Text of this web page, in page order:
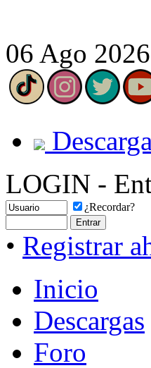
06 Ago
LOGIN -
¿Recordar?
• Registrar
Inicio
Descargas
Foro